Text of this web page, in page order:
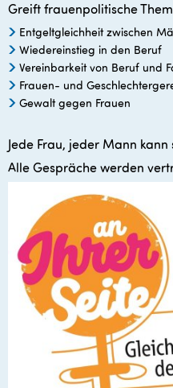
Greift frauenpolitische
Entgeltgleichheit zwischen
Wiedereinstieg in den Beruf
Vereinbarkeit von Beruf und
Frauen- und
Gewalt gegen Frauen
Jede Frau, jeder Mann
Alle Gespräche werden